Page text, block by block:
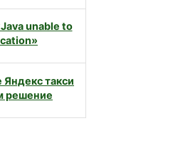
unable to
такси
решение